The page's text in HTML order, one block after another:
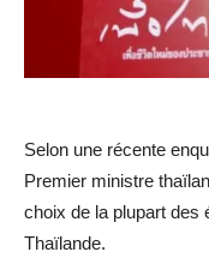
Selon une récente
Premier ministre
choix de la plupart des
Thaïlande.